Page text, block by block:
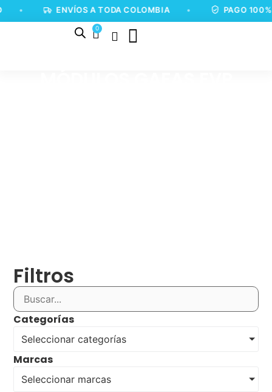
ENVÍOS A TODA COLOMBIA PAGO 100%
0
Filtros
Categorías
Seleccionar categorías
Marcas
Seleccionar marcas